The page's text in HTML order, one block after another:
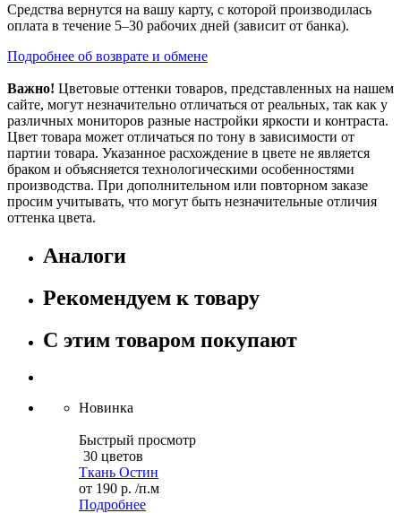
Средства вернутся на вашу карту, с которой производилась
оплата в течение 5–30 рабочих дней (зависит от банка).
Подробнее об возврате и обмене
Важно! Цветовые оттенки товаров, представленных на нашем
сайте, могут незначительно отличаться от реальных, так как у
различных мониторов разные настройки яркости и контраста.
Цвет товара может отличаться по тону в зависимости от
партии товара. Указанное расхождение в цвете не является
браком и объясняется технологическими особенностями
производства. При дополнительном или повторном заказе
просим учитывать, что могут быть незначительные отличия
оттенка цвета.
Аналоги
Рекомендуем к товару
С этим товаром покупают
Новинка
Быстрый просмотр
30 цветов
Ткань Остин
от 190 р. /п.м
Подробнее